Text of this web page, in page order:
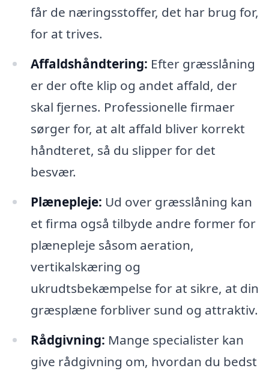
får de næringsstoffer, det har brug for,
for at trives.
Affaldshåndtering: Efter græsslåning
er der ofte klip og andet affald, der
skal fjernes. Professionelle firmaer
sørger for, at alt affald bliver korrekt
håndteret, så du slipper for det
besvær.
Plænepleje: Ud over græsslåning kan
et firma også tilbyde andre former for
plænepleje såsom aeration,
vertikalskæring og
ukrudtsbekæmpelse for at sikre, at din
græsplæne forbliver sund og attraktiv.
Rådgivning: Mange specialister kan
give rådgivning om, hvordan du bedst